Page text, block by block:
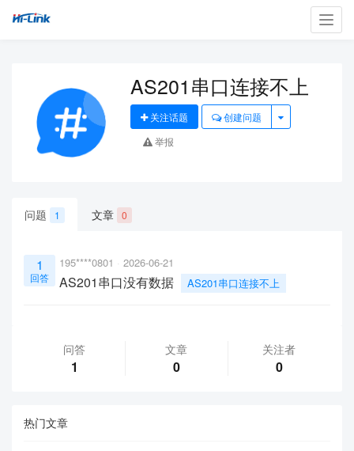
AS201串口连接不上
关注话题
创建问题
举报
问题 1 文章 0
1
回答
195****0801 2026-06-21
AS201串口没有数据 AS201串口连接不上
问答
1
文章
0
关注者
0
热门文章